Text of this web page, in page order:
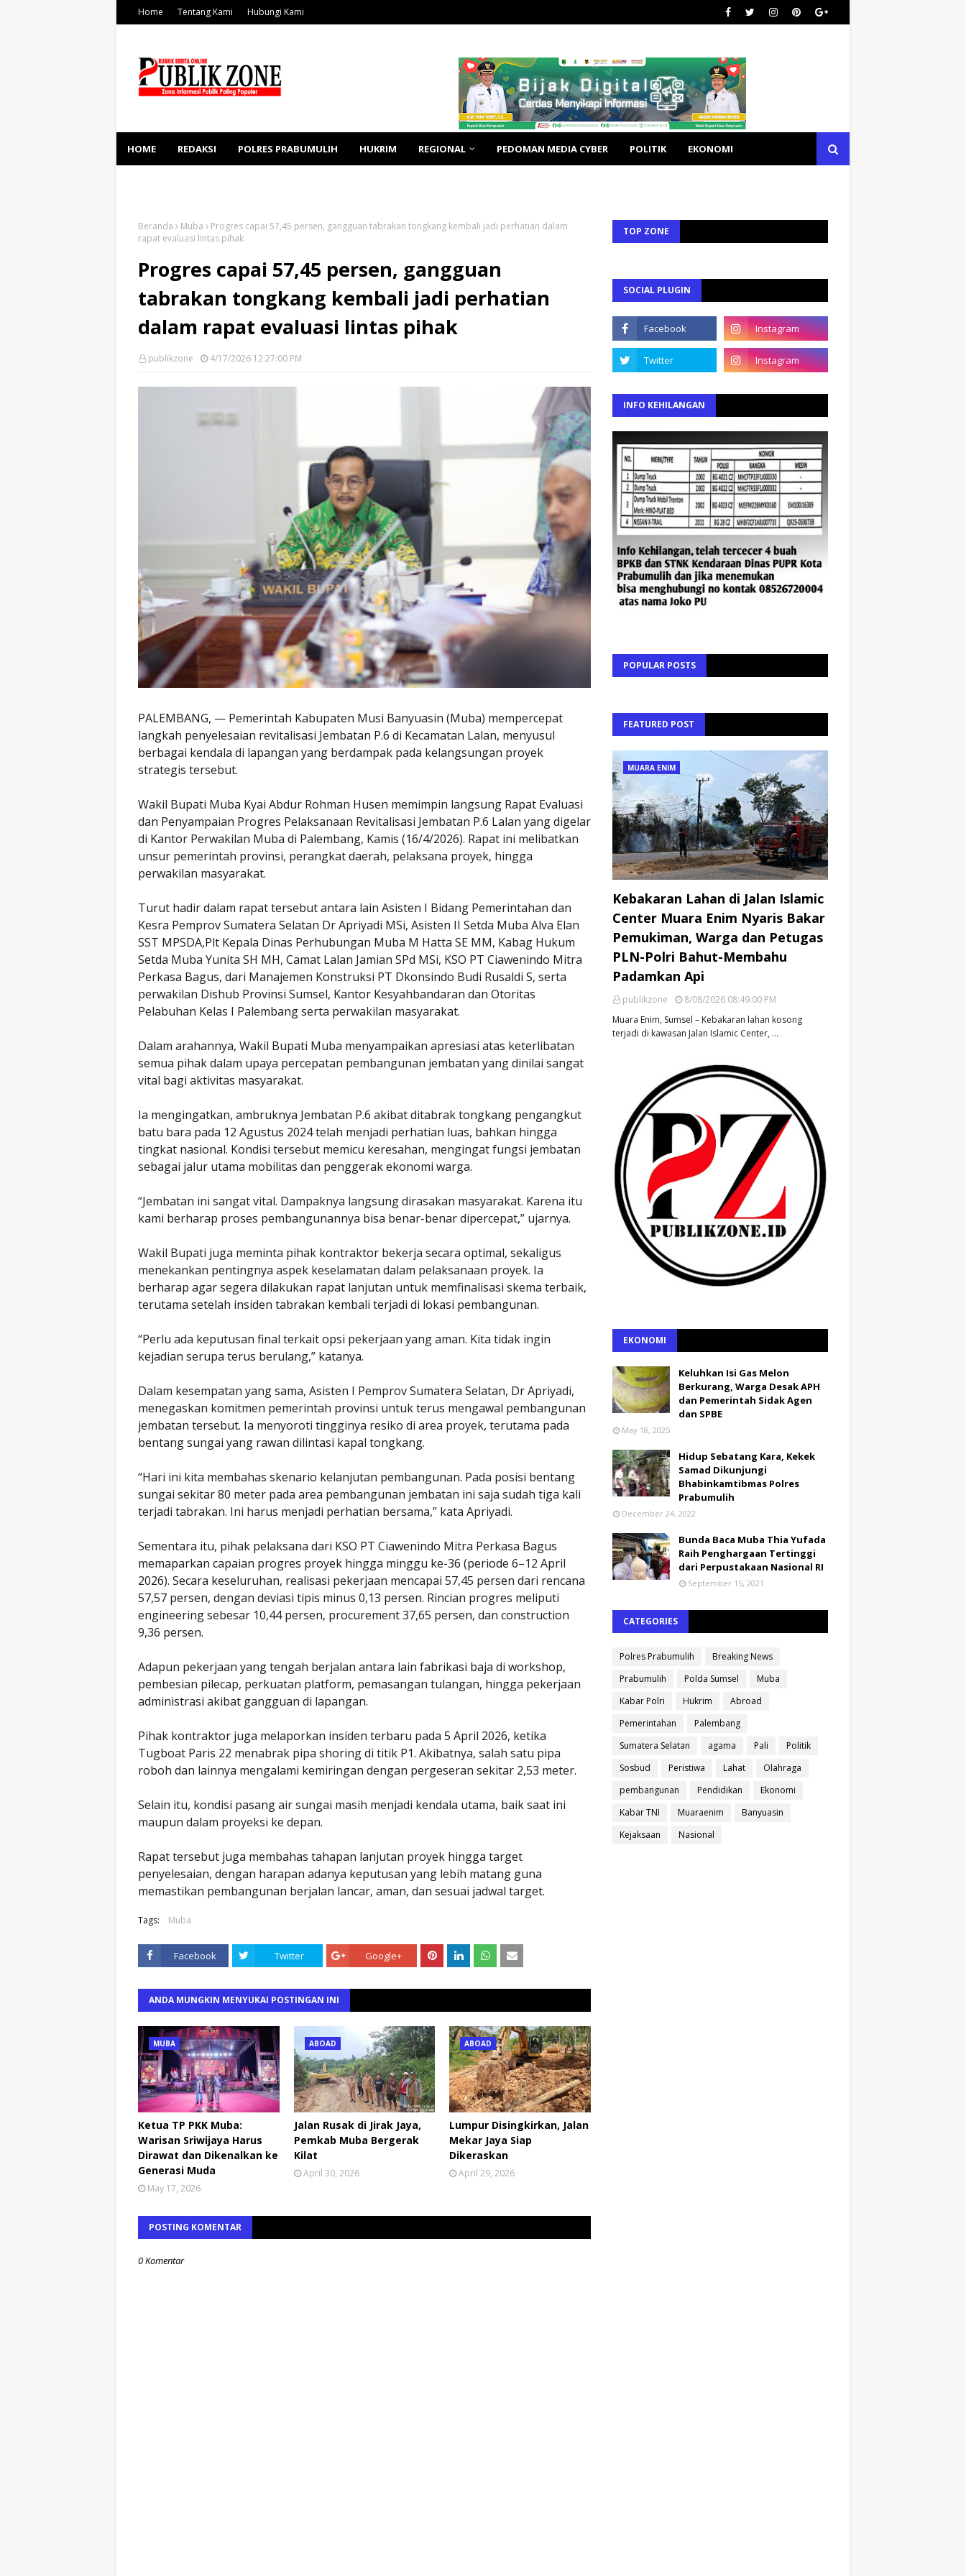
Home Tentang Kami Hubungi Kami
HOME REDAKSI POLRES PRABUMULIH HUKRIM REGIONAL PEDOMAN MEDIA CYBER POLITIK EKONOMI
Beranda Muba
Progres capai 57,45 persen, gangguan tabrakan tongkang kembali jadi perhatian dalam
rapat evaluasi lintas pihak
Progres capai 57,45 persen, gangguan
tabrakan tongkang kembali jadi perhatian
dalam rapat evaluasi lintas pihak
publikzone 4/17/2026 12:27:00 PM
PALEMBANG, — Pemerintah Kabupaten Musi Banyuasin (Muba) mempercepat
langkah penyelesaian revitalisasi Jembatan P.6 di Kecamatan Lalan, menyusul
berbagai kendala di lapangan yang berdampak pada kelangsungan proyek
strategis tersebut.
Wakil Bupati Muba Kyai Abdur Rohman Husen memimpin langsung Rapat Evaluasi
dan Penyampaian Progres Pelaksanaan Revitalisasi Jembatan P.6 Lalan yang digelar
di Kantor Perwakilan Muba di Palembang, Kamis (16/4/2026). Rapat ini melibatkan
unsur pemerintah provinsi, perangkat daerah, pelaksana proyek, hingga
perwakilan masyarakat.
Turut hadir dalam rapat tersebut antara lain Asisten I Bidang Pemerintahan dan
Kesra Pemprov Sumatera Selatan Dr Apriyadi MSi, Asisten II Setda Muba Alva Elan
SST MPSDA,Plt Kepala Dinas Perhubungan Muba M Hatta SE MM, Kabag Hukum
Setda Muba Yunita SH MH, Camat Lalan Jamian SPd MSi, KSO PT Ciawenindo Mitra
Perkasa Bagus, dari Manajemen Konstruksi PT Dkonsindo Budi Rusaldi S, serta
perwakilan Dishub Provinsi Sumsel, Kantor Kesyahbandaran dan Otoritas
Pelabuhan Kelas I Palembang serta perwakilan masyarakat.
Dalam arahannya, Wakil Bupati Muba menyampaikan apresiasi atas keterlibatan
semua pihak dalam upaya percepatan pembangunan jembatan yang dinilai sangat
vital bagi aktivitas masyarakat.
Ia mengingatkan, ambruknya Jembatan P.6 akibat ditabrak tongkang pengangkut
batu bara pada 12 Agustus 2024 telah menjadi perhatian luas, bahkan hingga
tingkat nasional. Kondisi tersebut memicu keresahan, mengingat fungsi jembatan
sebagai jalur utama mobilitas dan penggerak ekonomi warga.
“Jembatan ini sangat vital. Dampaknya langsung dirasakan masyarakat. Karena itu
kami berharap proses pembangunannya bisa benar-benar dipercepat,” ujarnya.
Wakil Bupati juga meminta pihak kontraktor bekerja secara optimal, sekaligus
menekankan pentingnya aspek keselamatan dalam pelaksanaan proyek. Ia
berharap agar segera dilakukan rapat lanjutan untuk memfinalisasi skema terbaik,
terutama setelah insiden tabrakan kembali terjadi di lokasi pembangunan.
“Perlu ada keputusan final terkait opsi pekerjaan yang aman. Kita tidak ingin
kejadian serupa terus berulang,” katanya.
Dalam kesempatan yang sama, Asisten I Pemprov Sumatera Selatan, Dr Apriyadi,
menegaskan komitmen pemerintah provinsi untuk terus mengawal pembangunan
jembatan tersebut. Ia menyoroti tingginya resiko di area proyek, terutama pada
bentang sungai yang rawan dilintasi kapal tongkang.
“Hari ini kita membahas skenario kelanjutan pembangunan. Pada posisi bentang
sungai sekitar 80 meter pada area pembangunan jembatan ini saja sudah tiga kali
terjadi tabrakan. Ini harus menjadi perhatian bersama,” kata Apriyadi.
Sementara itu, pihak pelaksana dari KSO PT Ciawenindo Mitra Perkasa Bagus
memaparkan capaian progres proyek hingga minggu ke-36 (periode 6–12 April
2026). Secara keseluruhan, realisasi pekerjaan mencapai 57,45 persen dari rencana
57,57 persen, dengan deviasi tipis minus 0,13 persen. Rincian progres meliputi
engineering sebesar 10,44 persen, procurement 37,65 persen, dan construction
9,36 persen.
Adapun pekerjaan yang tengah berjalan antara lain fabrikasi baja di workshop,
pembesian pilecap, perkuatan platform, pemasangan tulangan, hingga pekerjaan
administrasi akibat gangguan di lapangan.
Pihak kontraktor juga melaporkan insiden terbaru pada 5 April 2026, ketika
Tugboat Paris 22 menabrak pipa shoring di titik P1. Akibatnya, salah satu pipa
roboh dan lainnya mengalami kemiringan dengan pergeseran sekitar 2,53 meter.
Selain itu, kondisi pasang air sungai masih menjadi kendala utama, baik saat ini
maupun dalam proyeksi ke depan.
Rapat tersebut juga membahas tahapan lanjutan proyek hingga target
penyelesaian, dengan harapan adanya keputusan yang lebih matang guna
memastikan pembangunan berjalan lancar, aman, dan sesuai jadwal target.
Tags: Muba
Facebook Twitter Google+
ANDA MUNGKIN MENYUKAI POSTINGAN INI
MUBA
Ketua TP PKK Muba:
Warisan Sriwijaya Harus
Dirawat dan Dikenalkan ke
Generasi Muda
May 17, 2026
ABOAD
Jalan Rusak di Jirak Jaya,
Pemkab Muba Bergerak
Kilat
April 30, 2026
ABOAD
Lumpur Disingkirkan, Jalan
Mekar Jaya Siap
Dikeraskan
April 29, 2026
POSTING KOMENTAR
0 Komentar
TOP ZONE
SOCIAL PLUGIN
INFO KEHILANGAN
POPULAR POSTS
FEATURED POST
MUARA ENIM
Kebakaran Lahan di Jalan Islamic
Center Muara Enim Nyaris Bakar
Pemukiman, Warga dan Petugas
PLN-Polri Bahut-Membahu
Padamkan Api
publikzone
8/08/2026 08:49:00 PM
Muara Enim, Sumsel – Kebakaran lahan kosong
terjadi di kawasan Jalan Islamic Center, …
EKONOMI
Keluhkan Isi Gas Melon
Berkurang, Warga Desak APH
dan Pemerintah Sidak Agen
dan SPBE
May 18, 2025
Hidup Sebatang Kara, Kekek
Samad Dikunjungi
Bhabinkamtibmas Polres
Prabumulih
December 24, 2022
Bunda Baca Muba Thia Yufada
Raih Penghargaan Tertinggi
dari Perpustakaan Nasional RI
September 15, 2021
CATEGORIES
Polres Prabumulih
Breaking News
Prabumulih
Polda Sumsel
Muba
Kabar Polri
Hukrim
Abroad
Pemerintahan
Palembang
Sumatera Selatan
agama Pali
Politik
Sosbud
Peristiwa Lahat
Olahraga
pembangunan
Pendidikan
Ekonomi
Kabar TNI
Muaraenim
Banyuasin
Kejaksaan
Nasional